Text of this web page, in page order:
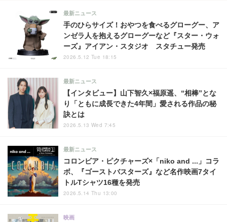
手のひらサイズ！おやつを食べるグローグー、ア
ンゼラ人を抱えるグローグーなど『スター・ウォ
ーズ』アイアン・スタジオ スタチュー発売
最新ニュース
2026.5.12 Tue 18:15
【インタビュー】山下智久×福原遥、“相棒”とな
り「ともに成長できた4年間」愛される作品の秘
訣とは
最新ニュース
2026.5.13 Wed 7:45
コロンビア・ピクチャーズ×「niko and ...」コラ
ボ、『ゴーストバスターズ』など名作映画7タイ
トルTシャツ16種を発売
最新ニュース
2026.5.14 Thu 13:00
映画